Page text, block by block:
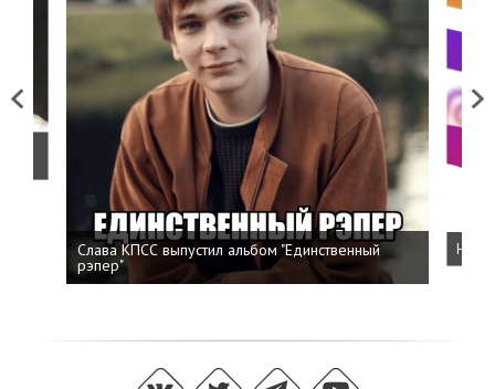
Previous
Слава КПСС выпустил альбом "Единственный
рэпер"
Next